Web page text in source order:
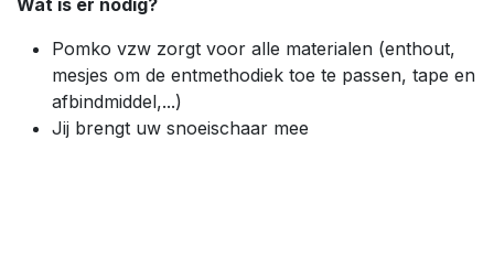
Wat is er nodig?
Pomko vzw zorgt voor alle materialen (enthout,
mesjes om de entmethodiek toe te passen, tape en
afbindmiddel,...)
Jij brengt uw snoeischaar mee